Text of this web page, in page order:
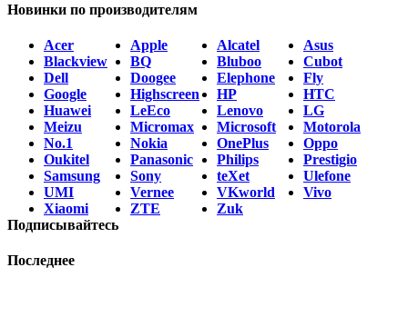
Новинки по производителям
Acer Apple Alcatel
Asus
Blackview
BQ Bluboo
Cubot
Dell
Doogee Elephone
Fly
Google
Highscreen HP
HTC
Huawei
LeEco Lenovo
LG
Meizu
Micromax Microsoft
Motorola
No.1
Nokia OnePlus
Oppo
Oukitel
Panasonic Philips
Prestigio
Samsung
Sony teXet
Ulefone
UMI
Vernee VKworld
Vivo
Xiaomi
ZTE
Zuk
Подписывайтесь
Последнее